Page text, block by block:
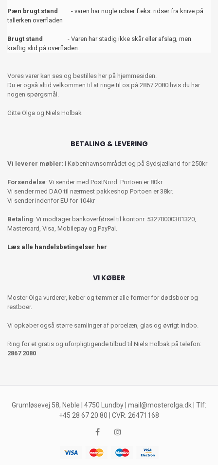
Pæn brugt stand
- varen har nogle ridser f.eks. ridser fra knive på
tallerken overfladen
Brugt stand
- Varen har stadig ikke skår eller afslag, men
kraftig slid på overfladen.
Vores varer kan ses og bestilles her på hjemmesiden.
Du er også altid velkommen til at ringe til os på 2867 2080 hvis du har
nogen spørgsmål.
Gitte Olga og Niels Holbak
BETALING & LEVERING
Vi leverer møbler: I Københavnsområdet og på Sydsjælland for 250kr
Forsendelse: Vi sender med PostNord. Portoen er 80kr.
Vi sender med DAO til nærmest pakkeshop Portoen er 38kr.
Vi sender indenfor EU for 104kr
Betaling: Vi modtager bankoverførsel til kontonr. 53270000301320,
Mastercard, Visa, Mobilepay og PayPal.
Læs alle handelsbetingelser her
VI KØBER
Moster Olga vurderer, køber og tømmer alle former for dødsboer og
restboer.
Vi opkøber også større samlinger af porcelæn, glas og øvrigt indbo.
Ring for et gratis og uforpligtigende tilbud til Niels Holbak på telefon:
2867 2080
Grumløsevej 58, Neble | 4750 Lundby | mail@mosterolga.dk | Tlf:
+45 28 67 20 80 | CVR: 26471168